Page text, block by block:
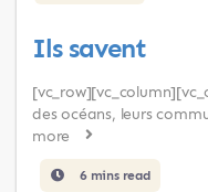
Ils savent
des océans, leurs
more
6 mins read